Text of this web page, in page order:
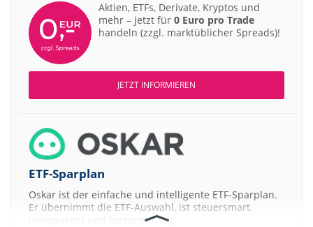
Aktien, ETFs, Derivate, Kryptos und
mehr – jetzt für 0 Euro pro Trade
handeln (zzgl. marktüblicher Spreads)!
JETZT INFORMIEREN
ETF-Sparplan
Oskar ist der einfache und intelligente ETF-Sparplan.
Er übernimmt die ETF-Auswahl, ist steuersmart,
transparent und kostengünstig.